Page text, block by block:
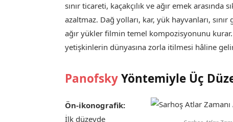
sınır ticareti, kaçakçılık ve ağır emek arasında
azaltmaz. Dağ yolları, kar, yük hayvanları,
ağır yükler filmin temel kompozisyonunu
yetişkinlerin dünyasına zorla itilmesi hâline
PanofskyYöntemiyle Üç
Ön-ikonografik:
İlk düzeyde